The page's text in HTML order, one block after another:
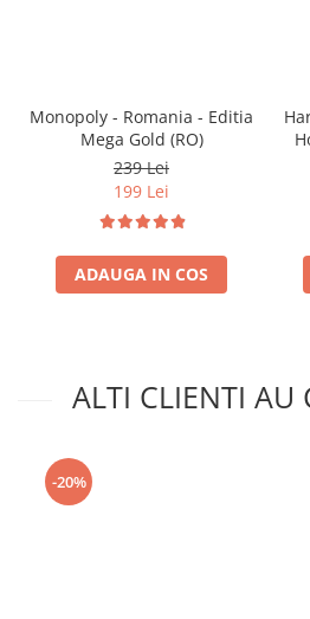
Monopoly - Romania - Editia
Mega Gold (RO)
239 Lei
199 Lei
ADAUGA IN COS
ALTI CLIENTI AU
-20%